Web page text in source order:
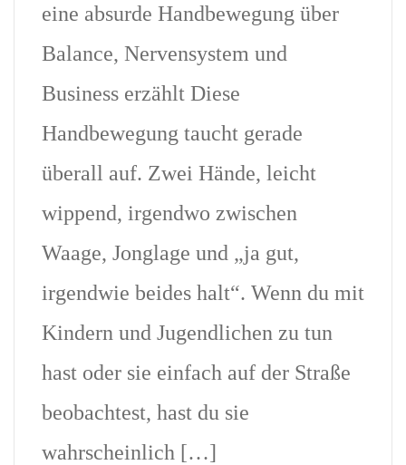
eine absurde Handbewegung über
Balance, Nervensystem und
Business erzählt Diese
Handbewegung taucht gerade
überall auf. Zwei Hände, leicht
wippend, irgendwo zwischen
Waage, Jonglage und „ja gut,
irgendwie beides halt“. Wenn du mit
Kindern und Jugendlichen zu tun
hast oder sie einfach auf der Straße
beobachtest, hast du sie
wahrscheinlich […]